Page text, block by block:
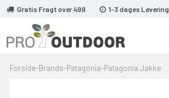
Gratis Fragt over 499 1-3 dages Levering
Forside-Brands-Patagonia-Patagonia Jakke